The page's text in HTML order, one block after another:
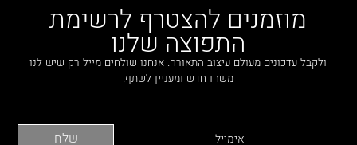
מוזמנים להצטרף לרשימת
התפוצה שלנו
ולקבל עדכונים מעולם עיצוב התאורה. אנחנו שולחים מייל רק שיש לנו
משהו חדש ומעניין לשתף.